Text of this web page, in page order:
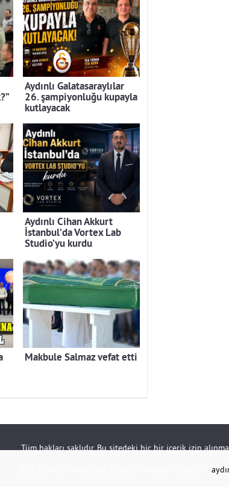
Aydınlı Galatasaraylılar
26. şampiyonluğu kupayla
kutlayacak
Aydınlı Cihan Akkurt
İstanbul’da Vortex Lab
Studio’yu kurdu
Makbule Salmaz vefat etti
Tüm hakları saklıdır. Bu sitedeki hiç bir içerik izin